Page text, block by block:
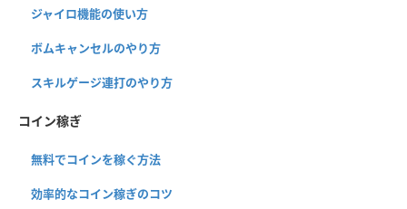
ジャイロ機能の使い方
ボムキャンセルのやり方
スキルゲージ連打のやり方
コイン稼ぎ
無料でコインを稼ぐ方法
効率的なコイン稼ぎのコツ